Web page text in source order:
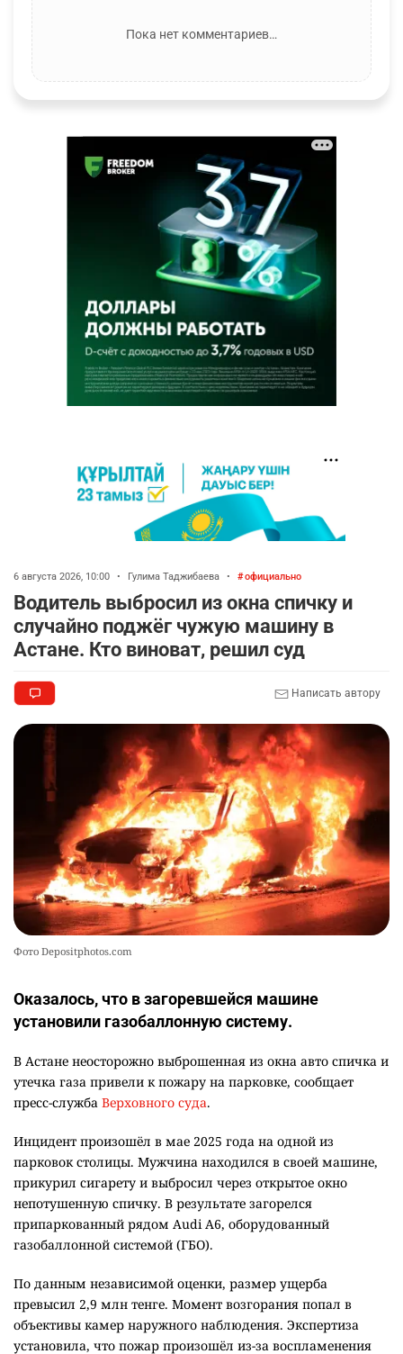
Пока нет комментариев…
6 августа 2026, 10:00 • Гулима Таджибаева • официально
Водитель выбросил из окна спичку и
случайно поджёг чужую машину в
Астане. Кто виноват, решил суд
Написать автору
Фото Depositphotos.com
Оказалось, что в загоревшейся машине
установили газобаллонную систему.
В Астане неосторожно выброшенная из окна авто спичка и
утечка газа привели к пожару на парковке, сообщает
пресс-служба Верховного суда.
Инцидент произошёл в мае 2025 года на одной из
парковок столицы. Мужчина находился в своей машине,
прикурил сигарету и выбросил через открытое окно
непотушенную спичку. В результате загорелся
припаркованный рядом Audi A6, оборудованный
газобаллонной системой (ГБО).
По данным независимой оценки, размер ущерба
превысил 2,9 млн тенге. Момент возгорания попал в
объективы камер наружного наблюдения. Экспертиза
установила, что пожар произошёл из-за воспламенения